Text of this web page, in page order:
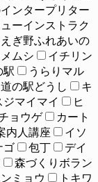
ンタープリター
ーインストラク
えぎ野ふれあいの
ムシ
イチリン
駅
うらりマル
道の駅どうし
キ
ジマイマイ
ヒ
ョウゲ
カート
内人講座
イソ
ゴ 包丁
デイ
森づくりボラン
ミョウ
トキワ